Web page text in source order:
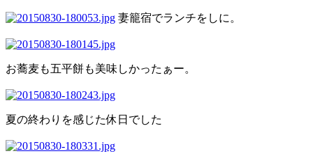
妻籠宿でランチをしに。
お蕎麦も五平餅も美味しかったぁー。
夏の終わりを感じた休日でした